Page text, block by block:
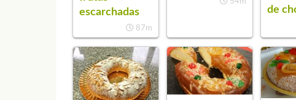
escarchadas
87m
de